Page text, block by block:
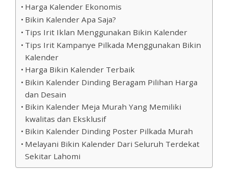
Harga Kalender Ekonomis
Bikin Kalender Apa Saja?
Tips Irit Iklan Menggunakan Bikin Kalender
Tips Irit Kampanye Pilkada Menggunakan Bikin
Kalender
Harga Bikin Kalender Terbaik
Bikin Kalender Dinding Beragam Pilihan Harga
dan Desain
Bikin Kalender Meja Murah Yang Memiliki
kwalitas dan Eksklusif
Bikin Kalender Dinding Poster Pilkada Murah
Melayani Bikin Kalender Dari Seluruh Terdekat
Sekitar Lahomi